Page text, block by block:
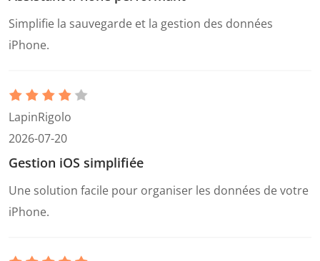
Simplifie la sauvegarde et la gestion des données
iPhone.
LapinRigolo
2026-07-20
Gestion iOS simplifiée
Une solution facile pour organiser les données de votre
iPhone.